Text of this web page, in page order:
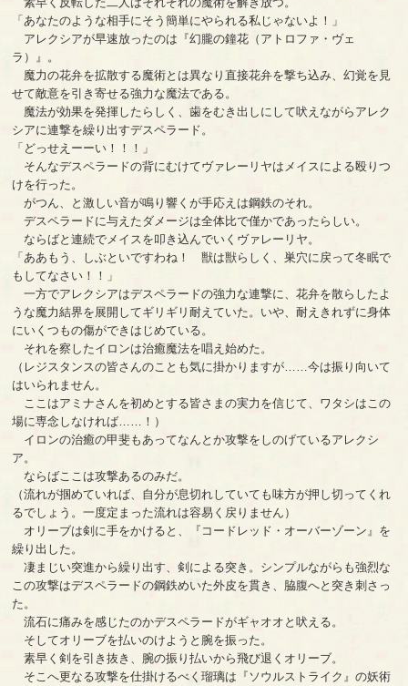
「あなたのような相手にそう簡単にやられる私じゃないよ！」
アレクシアが早速放ったのは『幻朧の鐘花（アトロファ・ヴェ
ラ）』。
魔力の花弁を拡散する魔術とは異なり直接花弁を撃ち込み、幻覚を見
せて敵意を引き寄せる強力な魔法である。
魔法が効果を発揮したらしく、歯をむき出しにして吠えながらアレク
シアに連撃を繰り出すデスペラード。
「どっせえーーい！！！」
そんなデスペラードの背にむけてヴァレーリヤはメイスによる殴りつ
けを行った。
がつん、と激しい音が鳴り響くが手応えは鋼鉄のそれ。
デスペラードに与えたダメージは全体比で僅かであったらしい。
ならばと連続でメイスを叩き込んでいくヴァレーリヤ。
「ああもう、しぶといですわね！ 獣は獣らしく、巣穴に戻って冬眠で
もしてなさい！！」
一方でアレクシアはデスペラードの強力な連撃に、花弁を散らしたよ
うな魔力結界を展開してギリギリ耐えていた。いや、耐えきれずに身体
にいくつもの傷ができはじめている。
それを察したイロンは治癒魔法を唱え始めた。
（レジスタンスの皆さんのことも気に掛かりますが……今は振り向いて
はいられません。
ここはアミナさんを初めとする皆さまの実力を信じて、ワタシはこの
場に専念しなければ……！）
イロンの治癒の甲斐もあってなんとか攻撃をしのげているアレクシ
ア。
ならばここは攻撃あるのみだ。
（流れが掴めていれば、自分が息切れしていても味方が押し切ってくれ
るでしょう。一度定まった流れは容易く戻りません）
オリーブは剣に手をかけると、『コードレッド・オーバーゾーン』を
繰り出した。
凄まじい突進から繰り出す、剣による突き。シンプルながらも強烈な
この攻撃はデスペラードの鋼鉄めいた外皮を貫き、脇腹へと突き刺さっ
た。
流石に痛みを感じたのかデスペラードがギャオオと吠える。
そしてオリーブを払いのけようと腕を振った。
素早く剣を引き抜き、腕の振り払いから飛び退くオリーブ。
そこへ更なる攻撃を仕掛けるべく瑠璃は『ソウルストライク』の妖術